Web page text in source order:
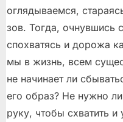
оглядываемся,
зов. Тогда, очнувшись
спохватясь и дорожа
мы в жизнь, всем
не начинает ли
его образ? Не нужно
руку, чтобы схватить и